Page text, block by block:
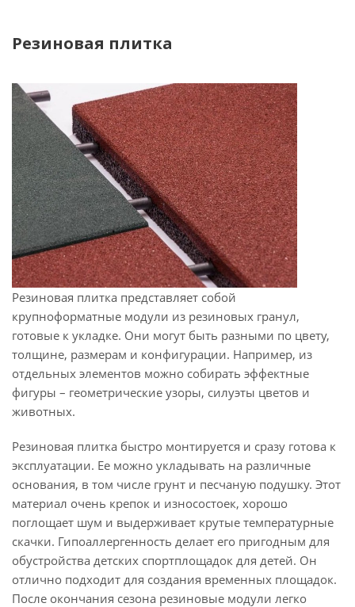
Резиновая плитка
Резиновая плитка представляет собой
крупноформатные модули из резиновых гранул,
готовые к укладке. Они могут быть разными по цвету,
толщине, размерам и конфигурации. Например, из
отдельных элементов можно собирать эффектные
фигуры – геометрические узоры, силуэты цветов и
животных.
Резиновая плитка быстро монтируется и сразу готова к
эксплуатации. Ее можно укладывать на различные
основания, в том числе грунт и песчаную подушку. Этот
материал очень крепок и износостоек, хорошо
поглощает шум и выдерживает крутые температурные
скачки. Гипоаллергенность делает его пригодным для
обустройства детских спортплощадок для детей. Он
отлично подходит для создания временных площадок.
После окончания сезона резиновые модули легко